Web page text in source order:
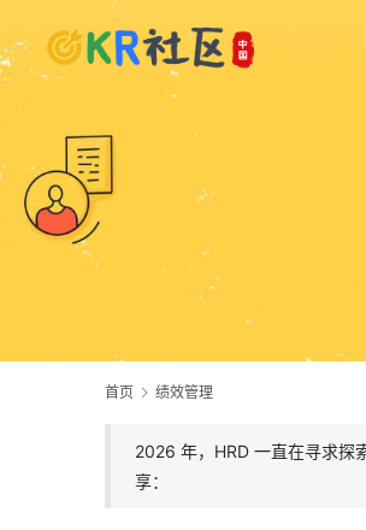
首页 绩效管理
2026 年，HRD 一直在寻求探
享：